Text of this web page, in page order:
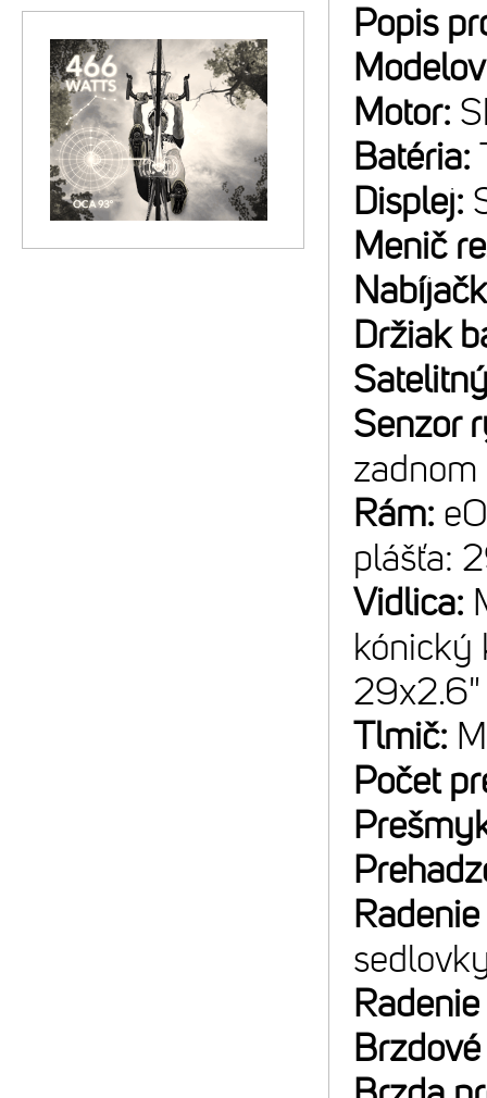
Popis
Motor:
Batéria:
Displej:
Menič
Držiak
Senzor
Rám:
plášťa:
Vidlica:
kónický
29x2.6"
Tlmič:
Počet